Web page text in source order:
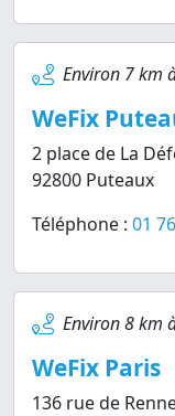
Environ 7 km
WeFix
2 place de La
92800 Puteaux
Téléphone : 01
Environ 8 km
WeFix Paris
136 rue de